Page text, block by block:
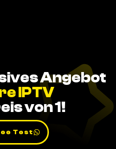
Angebot
IPTV
von 1!
Test